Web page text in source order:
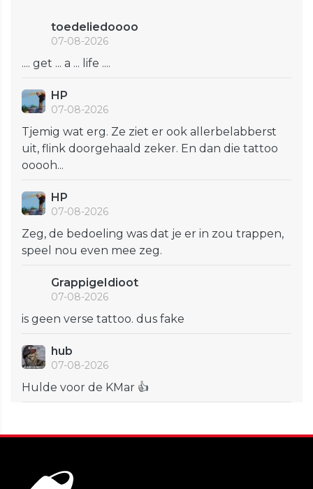
toedeliedoooo
07-08-2026
.... get ... a ... life ....
HP
07-08-2026
Tjemig wat erg. Ze ziet er ook allerbelabberst
uit, flink doorgehaald zeker. En dan die tattoo
ooooh...
HP
07-08-2026
Zeg, de bedoeling was dat je er in zou trappen,
speel nou even mee zeg.
GrappigeIdioot
07-08-2026
is geen verse tattoo. dus fake
hub
07-08-2026
Hulde voor de KMar 👍